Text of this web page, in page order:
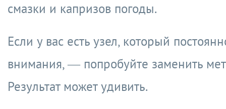
смазки и капризов погоды.
Если у вас есть узел, который
внимания, — попробуйте заменить
Результат может удивить.